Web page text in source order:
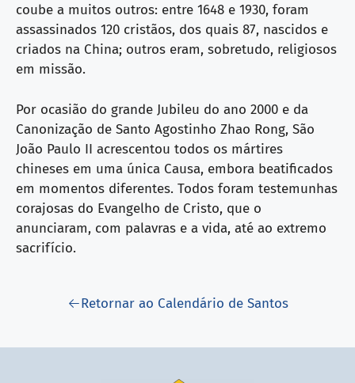
coube a muitos outros: entre 1648 e 1930, foram
assassinados 120 cristãos, dos quais 87, nascidos e
criados na China; outros eram, sobretudo, religiosos
em missão.
Por ocasião do grande Jubileu do ano 2000 e da
Canonização de Santo Agostinho Zhao Rong, São
João Paulo II acrescentou todos os mártires
chineses em uma única Causa, embora beatificados
em momentos diferentes. Todos foram testemunhas
corajosas do Evangelho de Cristo, que o
anunciaram, com palavras e a vida, até ao extremo
sacrifício.
Retornar ao Calendário de Santos